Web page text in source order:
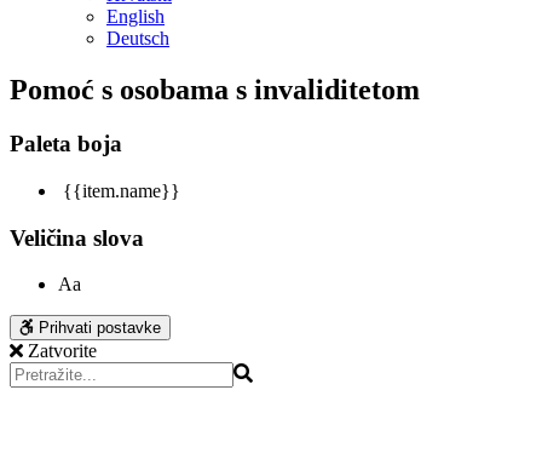
English
Deutsch
Pomoć s osobama s invaliditetom
Paleta boja
{{item.name}}
Veličina slova
Aa
Prihvati postavke
Zatvorite